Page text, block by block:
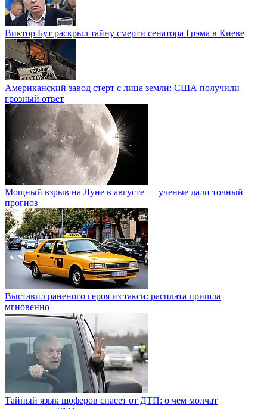
Виктор Бут раскрыл тайну смерти сенатора Грэма в Киеве
Американский завод стерт с лица земли: США получили
грозный ответ
Мощный взрыв на Луне в августе — ученые дали точный
прогноз
Выставил раненого героя из такси: расплата пришла
мгновенно
Тайный язык шоферов спасет от ДТП: о чем молчат